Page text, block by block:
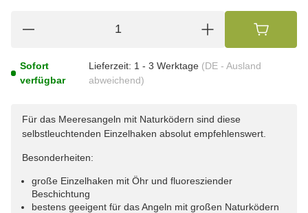
Sofort
verfügbar
Lieferzeit: 1 - 3 Werktage (DE - Ausland
abweichend)
Für das Meeresangeln mit Naturködern sind diese
selbstleuchtenden Einzelhaken absolut empfehlenswert.
Besonderheiten:
große Einzelhaken mit Öhr und fluoresziender
Beschichtung
bestens geeigent für das Angeln mit großen Naturködern